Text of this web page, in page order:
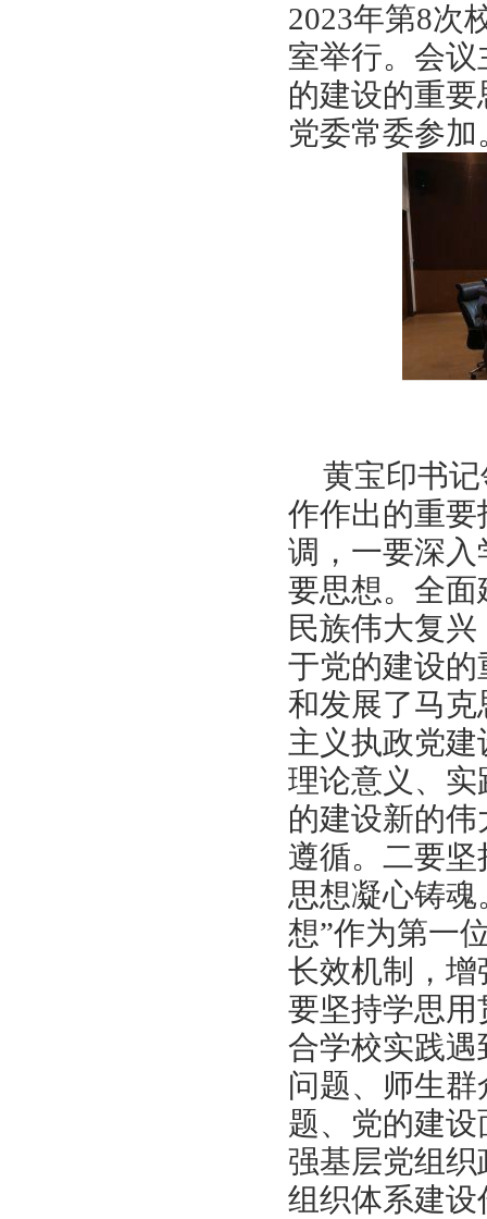
2023年第8次
室举行。会议
的建设的重
党委常委参加
黄宝印书
作作出的重
调，一要深
要思想。全
民族伟大复
于党的建设
和发展了马
主义执政党
理论意义、
的建设新的
遵循。二要
思想凝心铸
想”作为第一
长效机制，
要坚持学思
合学校实践
问题、师生
题、党的建
强基层党组
组织体系建